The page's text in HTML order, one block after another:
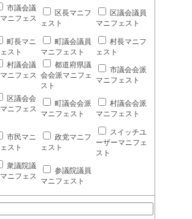
市議会議
ニフェス
区長マニフ
ェスト
区議会議員
マニフェスト
町長マニ
スト
町議会議員
マニフェスト
村長マニフ
ェスト
村議会議
ニフェス
都道府県議
会会派マニフェ
スト
市議会会派
マニフェスト
区議会会
ニフェス
町議会会派
マニフェスト
村議会会派
マニフェスト
市民マニ
スト
政党マニフ
ェスト
スイッチユ
ーザーマニフェ
スト
衆議院議
ニフェス
参議院議員
マニフェスト